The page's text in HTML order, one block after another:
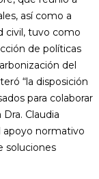
así como a
civil, tuvo como
de políticas
del
“la disposición
para colaborar
Claudia
apoyo normativo
soluciones